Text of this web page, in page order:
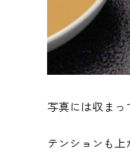
写真には収ま
テンションも